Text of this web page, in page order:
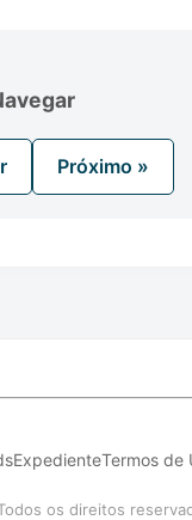
Próximo »
ExpedienteTermos de
os direitos